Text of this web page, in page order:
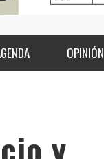
OPINIÓN
y